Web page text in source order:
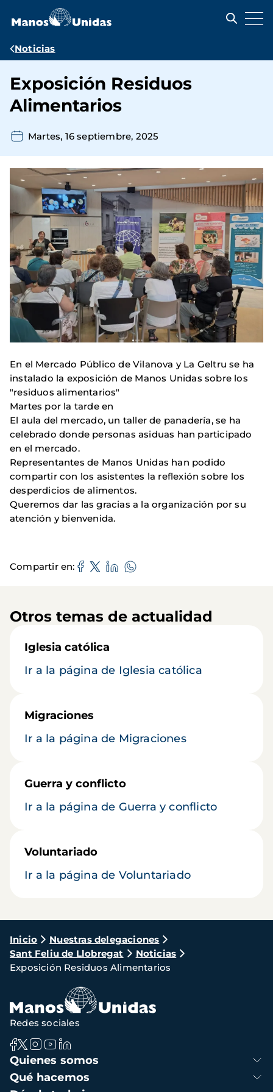
contenido
Ruta
navegación
Noticias
Exposición Residuos
Alimentarios
Martes, 16 septiembre, 2025
En el Mercado Público de Vilanova y La Geltru se ha
instalado la exposición de Manos Unidas sobre los
"residuos alimentarios"
Martes por la tarde en
El aula del mercado, un taller de panadería, se ha
celebrado donde personas asiduas han participado
en el mercado.
Representantes de Manos Unidas han podido
compartir con los asistentes la reflexión sobre los
desperdicios de alimentos.
Queremos dar las gracias a la organización por su
atención y bienvenida.
Compartir en
Otros temas de actualidad
Iglesia católica
Ir a la página de Iglesia católica
Migraciones
Ir a la página de Migraciones
Guerra y conflicto
Ir a la página de Guerra y conflicto
Voluntariado
Ir a la página de Voluntariado
Ruta
de
navegación
Inicio
Nuestras delegaciones
Sant Feliu de Llobregat
Noticias
Exposición Residuos Alimentarios
Navegación
principal
Quienes somos
Qué hacemos
Redes sociales